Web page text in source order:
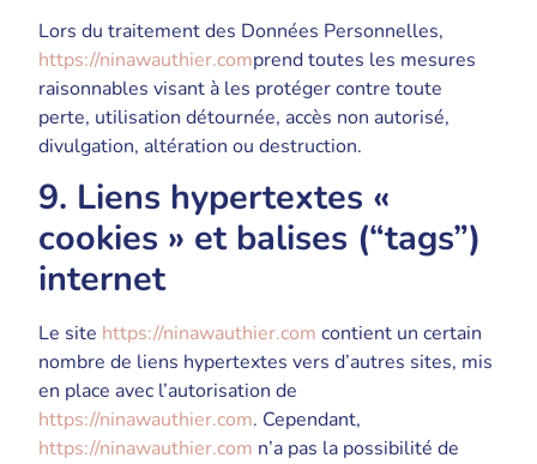
Lors du traitement des Données Personnelles,
https://ninawauthier.comprend toutes les mesures
raisonnables visant à les protéger contre toute
perte, utilisation détournée, accès non autorisé,
divulgation, altération ou destruction.
9. Liens hypertextes «
cookies » et balises (“tags”)
internet
Le site https://ninawauthier.com contient un certain
nombre de liens hypertextes vers d’autres sites, mis
en place avec l’autorisation de
https://ninawauthier.com. Cependant,
https://ninawauthier.com n’a pas la possibilité de